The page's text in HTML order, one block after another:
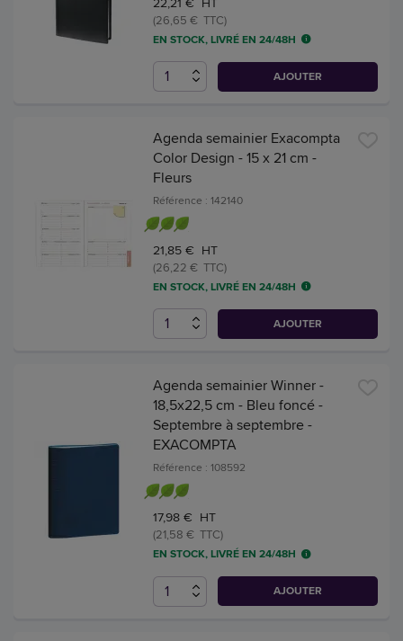
(26,65 € TTC)
EN STOCK, LIVRÉ EN 24/48H
AJOUTER
Agenda semainier Exacompta
Color Design - 15 x 21 cm -
Fleurs
Référence : 142140
21,85 € HT
(26,22 € TTC)
EN STOCK, LIVRÉ EN 24/48H
AJOUTER
Agenda semainier Winner -
18,5x22,5 cm - Bleu foncé -
Septembre à septembre -
EXACOMPTA
Référence : 108592
17,98 € HT
(21,58 € TTC)
EN STOCK, LIVRÉ EN 24/48H
AJOUTER